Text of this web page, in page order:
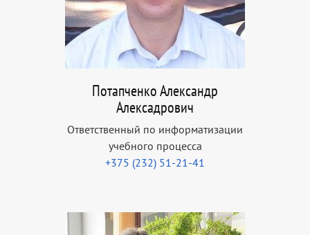
Потапченко Александр
Алексадрович
Ответственный по информатизации
учебного процесса
+375 (232) 51-21-41